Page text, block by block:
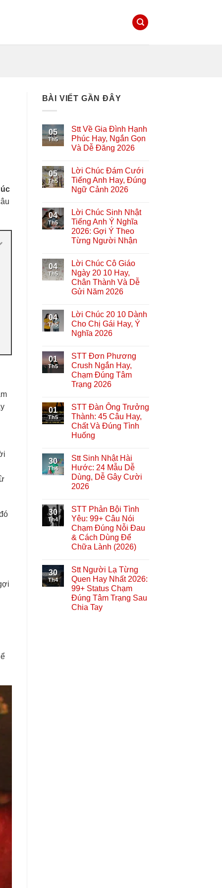
BÀI VIẾT GẦN ĐÂY
05
Th5
Stt Về Gia Đình Hạnh
Phúc Hay, Ngắn Gọn
Và Dễ Đăng 2026
05
Th5
Lời Chúc Đám Cưới
Tiếng Anh Hay, Đúng
Ngữ Cảnh 2026
04
Th5
Lời Chúc Sinh Nhật
Tiếng Anh Ý Nghĩa
2026: Gợi Ý Theo
Từng Người Nhận
04
Th5
Lời Chúc Cô Giáo
Ngày 20 10 Hay,
Chân Thành Và Dễ
Gửi Năm 2026
04
Th5
Lời Chúc 20 10 Dành
Cho Chị Gái Hay, Ý
Nghĩa 2026
01
Th5
STT Đơn Phương
Crush Ngắn Hay,
Chạm Đúng Tâm
Trạng 2026
01
Th5
STT Đàn Ông Trưởng
Thành: 45 Câu Hay,
Chất Và Đúng Tình
Huống
30
Th4
Stt Sinh Nhật Hài
Hước: 24 Mẫu Dễ
Dùng, Dễ Gây Cười
2026
30
Th4
STT Phản Bội Tình
Yêu: 99+ Câu Nói
Chạm Đúng Nỗi Đau
& Cách Dùng Để
Chữa Lành (2026)
30
Th4
Stt Người Lạ Từng
Quen Hay Nhất 2026:
99+ Status Chạm
Đúng Tâm Trạng Sau
Chia Tay